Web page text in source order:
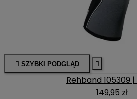
 SZYBKI PODGLĄD 
Rehband 105309
149,95 zł